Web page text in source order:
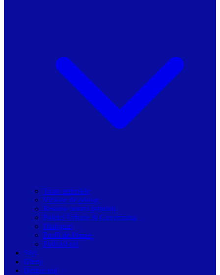
Toate articolele
Viziune de primar
Resurse pentru primarii
Politici Urbane & Guvernanta
Dialoguri
Profil de Primar
Podcast-uri
Stiri
Oferte
Despre noi